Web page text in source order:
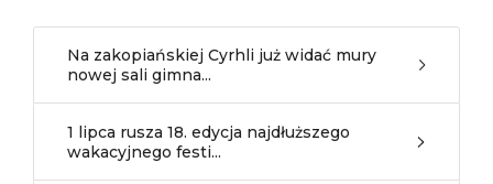
Na zakopiańskiej Cyrhli już widać mury
nowej sali gimna...
1 lipca rusza 18. edycja najdłuższego
wakacyjnego festi...